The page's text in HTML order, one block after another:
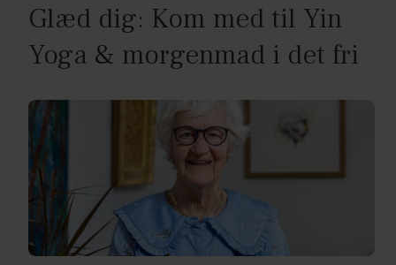
Glæd dig: Kom med til Yin
Yoga & morgenmad i det fri